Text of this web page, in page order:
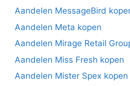
Aandelen MessageBird
Aandelen Meta kopen
Aandelen Mirage Retail
Aandelen Miss Fresh kopen
Aandelen Mister Spex kopen